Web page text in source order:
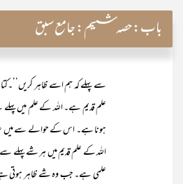
باب:حصہ ششم: جامع سبق
سے پہلے کہ ہم اسے ظاہر
علم قدیم ہے۔ اللہ کے علم میں
ہونا ہے۔ اس کے حوالے سے میں
اللہ کے علم قدیم میں ہر شے پہلے سے
علمی ہے۔ جب وہ شے ظاہر ہوتی